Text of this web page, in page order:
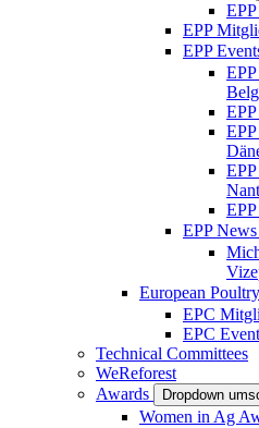
EPP
EPP
EPP News
European
EPC
EPC
Technical Committees
WeReforest
Awards
Dropdown
Women in Ag